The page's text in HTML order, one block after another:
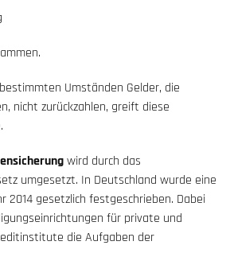
Umständen Gelder, die
nicht zurückzahlen, greift diese
wird durch das
umgesetzt. In Deutschland wurde eine
2014 gesetzlich festgeschrieben. Dabei
für private und
die Aufgaben der